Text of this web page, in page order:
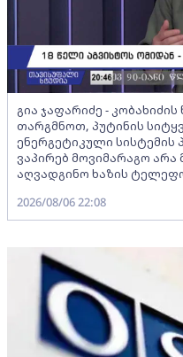
გია ჯაფარიძე -
თარგმნოთ, პუტინის
ენერგეტიკული
ვაპირებ მოვიმარაგო
აღვადგინო ხაზის
2026/08/06 22:08